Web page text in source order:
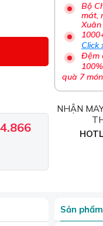
Bộ
mát,
Xuân
Click
Đệm
quà 7 món
NHẬN
Sản